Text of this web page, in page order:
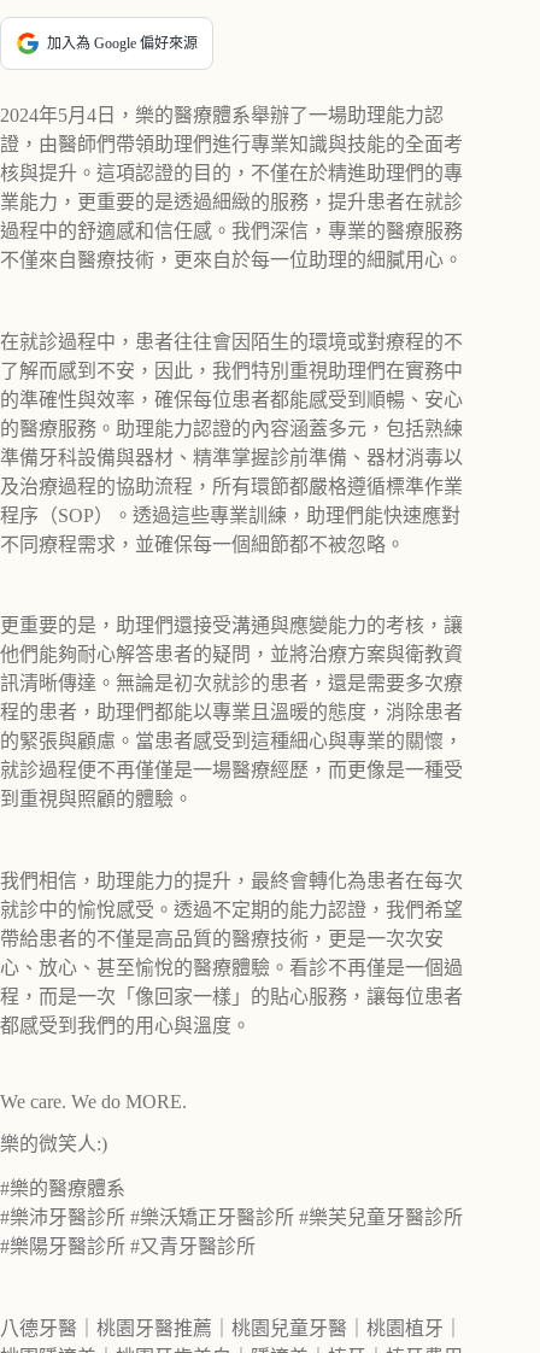
加入為 Google 偏好來源
2024年5月4日，樂的醫療體系舉辦了一場助理能力認
證，由醫師們帶領助理們進行專業知識與技能的全面考
核與提升。這項認證的目的，不僅在於精進助理們的專
業能力，更重要的是透過細緻的服務，提升患者在就診
過程中的舒適感和信任感。我們深信，專業的醫療服務
不僅來自醫療技術，更來自於每一位助理的細膩用心。
在就診過程中，患者往往會因陌生的環境或對療程的不
了解而感到不安，因此，我們特別重視助理們在實務中
的準確性與效率，確保每位患者都能感受到順暢、安心
的醫療服務。助理能力認證的內容涵蓋多元，包括熟練
準備牙科設備與器材、精準掌握診前準備、器材消毒以
及治療過程的協助流程，所有環節都嚴格遵循標準作業
程序（SOP）。透過這些專業訓練，助理們能快速應對
不同療程需求，並確保每一個細節都不被忽略。
更重要的是，助理們還接受溝通與應變能力的考核，讓
他們能夠耐心解答患者的疑問，並將治療方案與衛教資
訊清晰傳達。無論是初次就診的患者，還是需要多次療
程的患者，助理們都能以專業且溫暖的態度，消除患者
的緊張與顧慮。當患者感受到這種細心與專業的關懷，
就診過程便不再僅僅是一場醫療經歷，而更像是一種受
到重視與照顧的體驗。
我們相信，助理能力的提升，最終會轉化為患者在每次
就診中的愉悅感受。透過不定期的能力認證，我們希望
帶給患者的不僅是高品質的醫療技術，更是一次次安
心、放心、甚至愉悅的醫療體驗。看診不再僅是一個過
程，而是一次「像回家一樣」的貼心服務，讓每位患者
都感受到我們的用心與溫度。
We care. We do MORE.
樂的微笑人:)
#樂的醫療體系
#樂沛牙醫診所 #樂沃矯正牙醫診所 #樂芙兒童牙醫診所
#樂陽牙醫診所 #又青牙醫診所
八德牙醫｜桃園牙醫推薦｜桃園兒童牙醫｜桃園植牙｜